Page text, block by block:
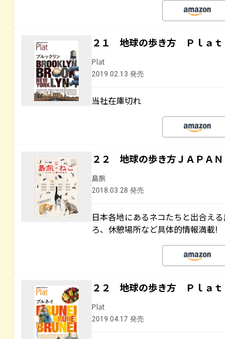
２１ 地球の歩き方 Ｐｌａ
Plat
2019.02.13 発売
当社在庫切れ
２２ 地球の歩き方ＪＡＰ
島旅
2018.03.28 発売
日本各地にあるネコたちと出合え
ろ、休憩場所など具体的情報満載!
２２ 地球の歩き方 Ｐｌａ
Plat
2019.04.17 発売